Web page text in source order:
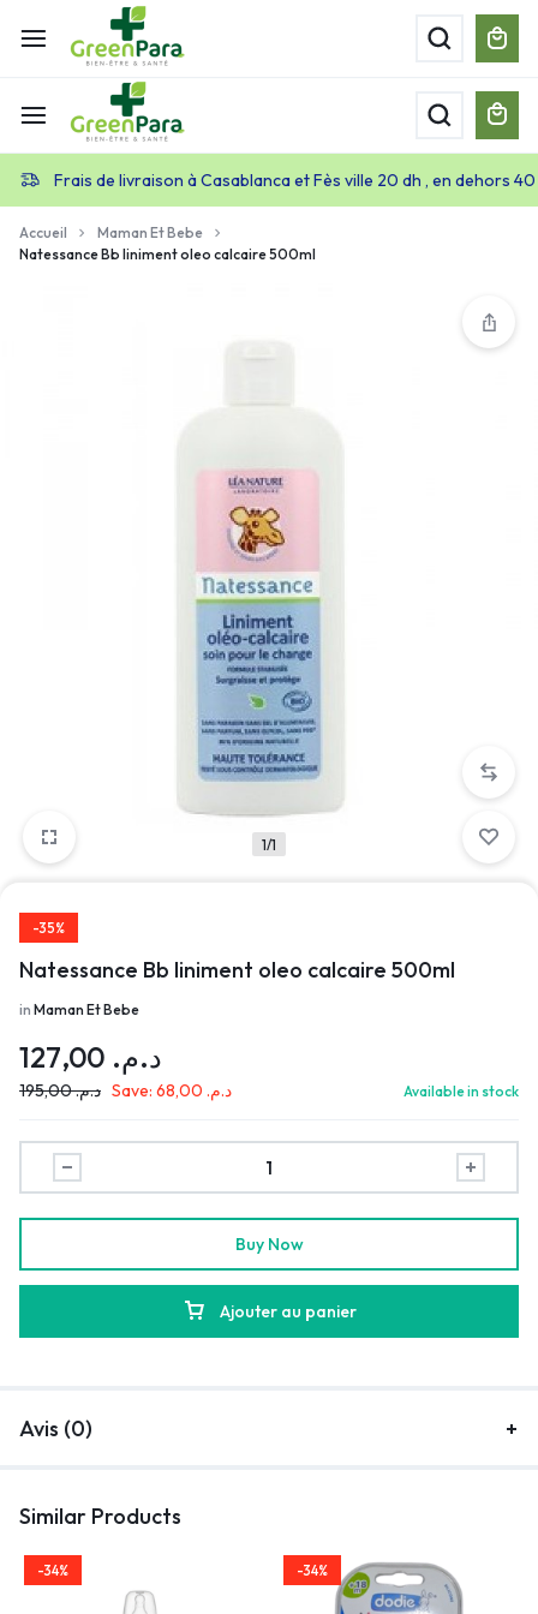
Frais de livraison à Casablanca et Fès ville 20 dh , en dehors
Accueil
Maman Et Bebe
Natessance Bb liniment oleo calcaire 500ml
1/1
-35%
Natessance Bb liniment oleo calcaire 500ml
in Maman Et Bebe
د.م.
د.م.195,00 Save: د.م. Available in stock
Ajouter au panier
Buy Now
Avis (0)
Similar Products
-34% -34%